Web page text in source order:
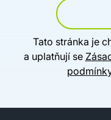
Tato stránka je
a uplatňují se